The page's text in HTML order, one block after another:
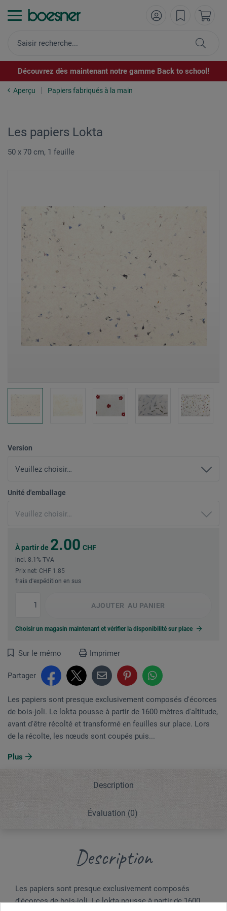
Découvrez dès maintenant notre gamme Back to school!
Aperçu Papiers fabriqués à la main
Les papiers Lokta
50 x 70 cm, 1 feuille
Version
Unité d'emballage
À partir de 2.00 CHF
incl. 8.1% TVA
Prix net: CHF 1.85
frais d'expédition en sus
AJOUTER AU PANIER
Choisir un magasin maintenant et vérifier la disponibilité sur place
Sur le mémo Imprimer
Partager
Les papiers sont presque exclusivement composés d'écorces
de bois-joli. Le lokta pousse à partir de 1600 mètres d'altitude,
avant d'être récolté et transformé en feuilles sur place. Lors
de la récolte, les nœuds sont coupés puis...
Plus
Description
Évaluation (0)
Description
Les papiers sont presque exclusivement composés
d'écorces de bois-joli. Le lokta pousse à partir de 1600